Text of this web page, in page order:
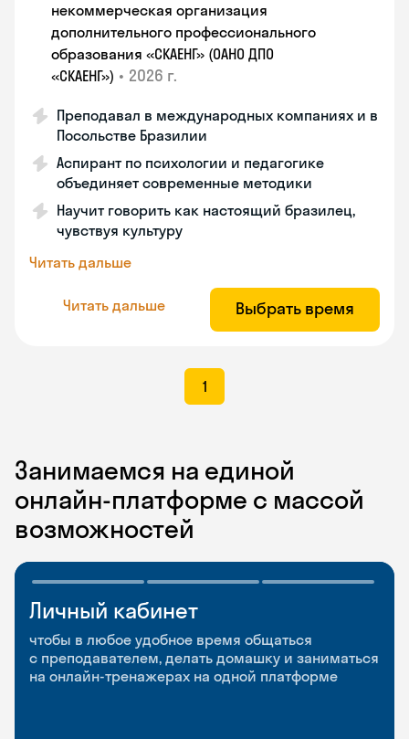
некоммерческая организация
дополнительного профессионального
образования «СКАЕНГ» (ОАНО ДПО
«СКАЕНГ») • 2026 г.
Преподавал в международных компаниях и в
Посольстве Бразилии
Аспирант по психологии и педагогике
объединяет современные методики
Научит говорить как настоящий бразилец,
чувствуя культуру
Читать дальше
Читать дальше Выбрать время
1
Занимаемся на единой
онлайн-платформе с массой
возможностей
Личный кабинет
чтобы в любое удобное время общаться
с преподавателем, делать домашку и заниматься
на онлайн-тренажерах на одной платформе
Мобильное
приложение
чтобы заниматься и изучать новые слова где
и когда удобно
Разговорные клубы
и Talks
Групповые занятия для разговорной практики
и индивидуальные встречи с преподавателями